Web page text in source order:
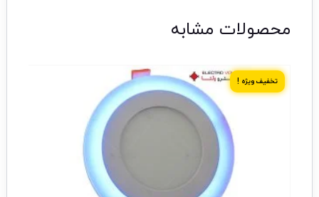
محصولات مشابه
تخفیف ویژه !